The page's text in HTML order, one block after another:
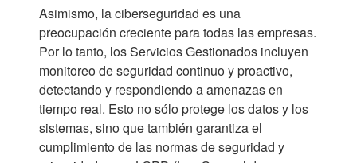
Asimismo, la ciberseguridad es una
preocupación creciente para todas las empresas.
Por lo tanto, los Servicios Gestionados incluyen
monitoreo de seguridad continuo y proactivo,
detectando y respondiendo a amenazas en
tiempo real. Esto no sólo protege los datos y los
sistemas, sino que también garantiza el
cumplimiento de las normas de seguridad y